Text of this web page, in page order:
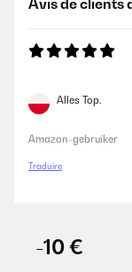
Avis de clients
Alles Top.
Amazon-gebruiker
Traduire
-10 €